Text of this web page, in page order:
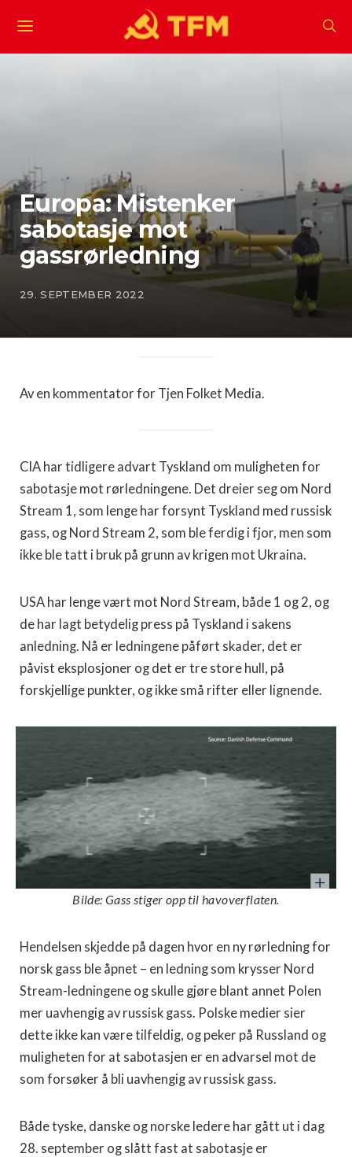
Europa: Mistenker
sabotasje mot
gassrørledning
29. SEPTEMBER 2022
Av en kommentator for Tjen Folket Media.
CIA har tidligere advart Tyskland om muligheten for
sabotasje mot rørledningene. Det dreier seg om Nord
Stream 1, som lenge har forsynt Tyskland med russisk
gass, og Nord Stream 2, som ble ferdig i fjor, men som
ikke ble tatt i bruk på grunn av krigen mot Ukraina.
USA har lenge vært mot Nord Stream, både 1 og 2, og
de har lagt betydelig press på Tyskland i sakens
anledning. Nå er ledningene påført skader, det er
påvist eksplosjoner og det er tre store hull, på
forskjellige punkter, og ikke små rifter eller lignende.
Bilde: Gass stiger opp til havoverflaten.
Hendelsen skjedde på dagen hvor en ny rørledning for
norsk gass ble åpnet – en ledning som krysser Nord
Stream-ledningene og skulle gjøre blant annet Polen
mer uavhengig av russisk gass. Polske medier sier
dette ikke kan være tilfeldig, og peker på Russland og
muligheten for at sabotasjen er en advarsel mot de
som forsøker å bli uavhengig av russisk gass.
Både tyske, danske og norske ledere har gått ut i dag
28. september og slått fast at sabotasje er